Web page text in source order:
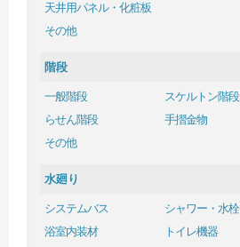
天井用パネル・化粧板
その他
階段
一般階段
スケルトン階段
らせん階段
手摺金物
その他
水廻り
システムバス
シャワー・水栓
浴室内装材
トイレ機器